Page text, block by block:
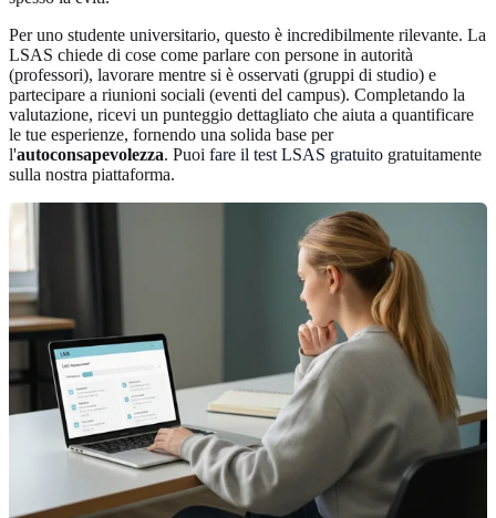
Per uno studente universitario, questo è incredibilmente rilevante. La
LSAS chiede di cose come parlare con persone in autorità
(professori), lavorare mentre si è osservati (gruppi di studio) e
partecipare a riunioni sociali (eventi del campus). Completando la
valutazione, ricevi un punteggio dettagliato che aiuta a quantificare
le tue esperienze, fornendo una solida base per
l'autoconsapevolezza. Puoi fare il test LSAS gratuito gratuitamente
sulla nostra piattaforma.